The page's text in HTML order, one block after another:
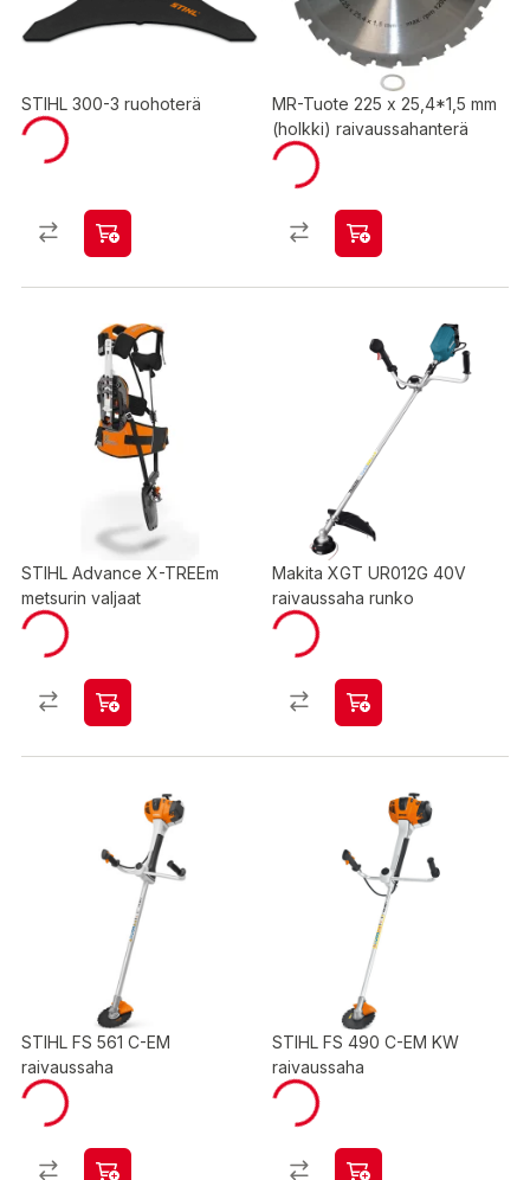
STIHL 300-3 ruohoterä
MR-Tuote 225 x 25,4*1,5 mm
(holkki) raivaussahanterä
STIHL Advance X-TREEm
metsurin valjaat
Makita XGT UR012G 40V
raivaussaha runko
STIHL FS 561 C-EM
raivaussaha
STIHL FS 490 C-EM KW
raivaussaha